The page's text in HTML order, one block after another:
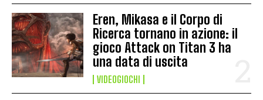
Eren, Mikasa e il Corpo di
Ricerca tornano in azione: il
gioco Attack on Titan 3 ha
una data di uscita
VIDEOGIOCHI